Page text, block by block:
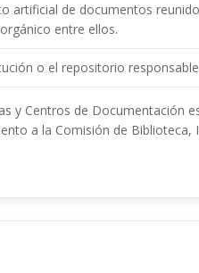
artificial de documentos
entre ellos.
o el repositorio
y Centros de Documentación
a la Comisión de